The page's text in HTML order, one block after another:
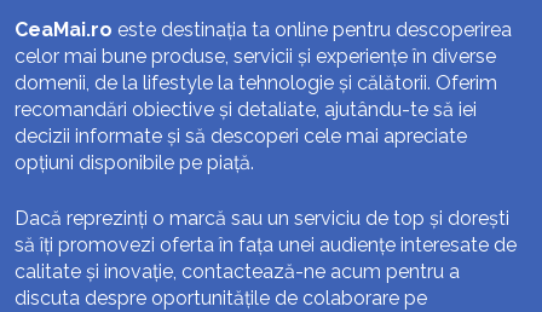
CeaMai.ro este destinația ta online pentru descoperirea
celor mai bune produse, servicii și experiențe în diverse
domenii, de la lifestyle la tehnologie și călătorii. Oferim
recomandări obiective și detaliate, ajutându-te să iei
decizii informate și să descoperi cele mai apreciate
opțiuni disponibile pe piață.
Dacă reprezinți o marcă sau un serviciu de top și dorești
să îți promovezi oferta în fața unei audiențe interesate de
calitate și inovație, contactează-ne acum pentru a
discuta despre oportunitățile de colaborare pe